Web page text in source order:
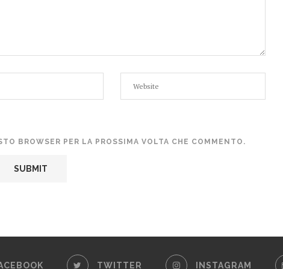
BROWSER PER LA PROSSIMA VOLTA CHE COMMENTO.
TWITTER INSTAGRAM